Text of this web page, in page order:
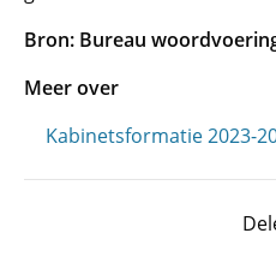
Bron: Bureau
Meer over
Kabinetsformatie 2023-